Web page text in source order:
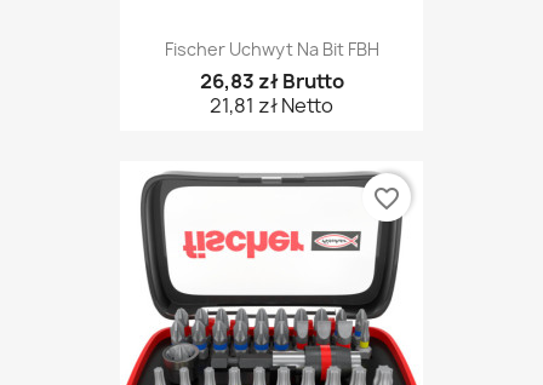
Fischer Uchwyt Na Bit FBH
26,83 zł Brutto
21,81 zł Netto
favorite_border